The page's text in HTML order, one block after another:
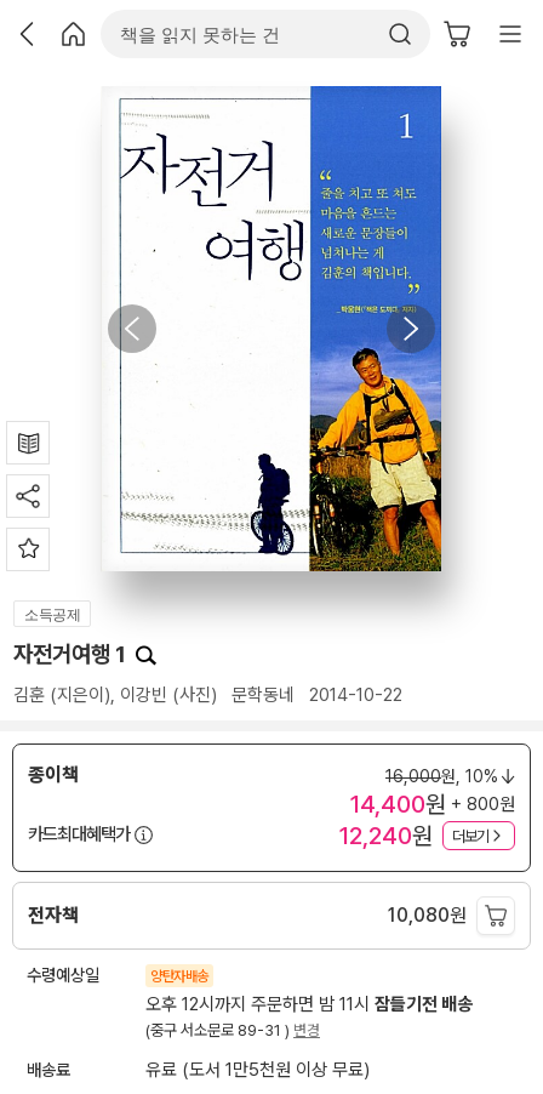
소득공제
자전거여행 1
김훈 (지은이), 이강빈 (사진) 문학동네 2014-10-22
종이책 16,000원, 10%
14,400원 + 800원
카드최대혜택가
12,240원 더보기
전자책 10,080원
수령예상일 양탄자배송
오후 12시까지 주문하면 밤 11시 잠들기전 배송
(중구 서소문로 89-31 ) 변경
배송료
유료 (도서 1만5천원 이상 무료)